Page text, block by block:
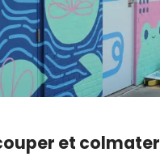
et colmater